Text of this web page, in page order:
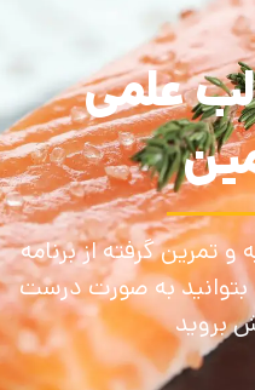
علمی
تمرین گرفته از برنامه
بتوانید به صورت درست
بروید